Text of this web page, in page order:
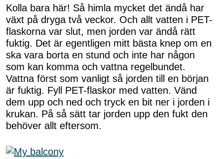
Kolla bara här! Så himla mycket det ändå har
växt på dryga två veckor. Och allt vatten i PET-
flaskorna var slut, men jorden var ändå rätt
fuktig. Det är egentligen mitt bästa knep om en
ska vara borta en stund och inte har någon
som kan komma och vattna regelbundet.
Vattna först som vanligt så jorden till en början
är fuktig. Fyll PET-flaskor med vatten. Vänd
dem upp och ned och tryck en bit ner i jorden i
krukan. På så sätt tar jorden upp den fukt den
behöver allt eftersom.